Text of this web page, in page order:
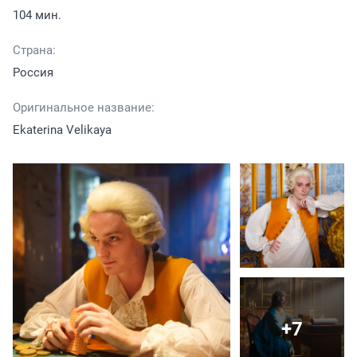
104 мин.
Страна:
Россия
Оригинальное название:
Ekaterina Velikaya
+7